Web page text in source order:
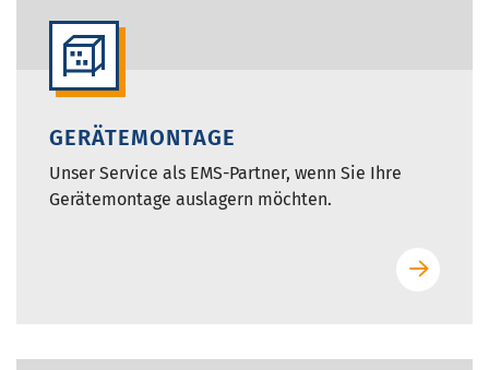
GERÄTEMONTAGE
Unser Service als EMS-Partner, wenn Sie Ihre
Gerätemontage auslagern möchten.